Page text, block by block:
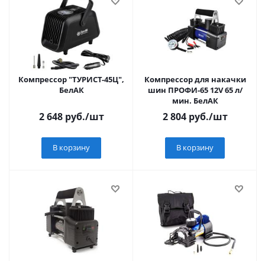
Компрессор "ТУРИСТ-45Ц",
БелАК
2 648руб./шт
В корзину
Компрессор для накачки
шин ПРОФИ-65 12V 65 л/
мин. БелАК
2 804руб./шт
В корзину